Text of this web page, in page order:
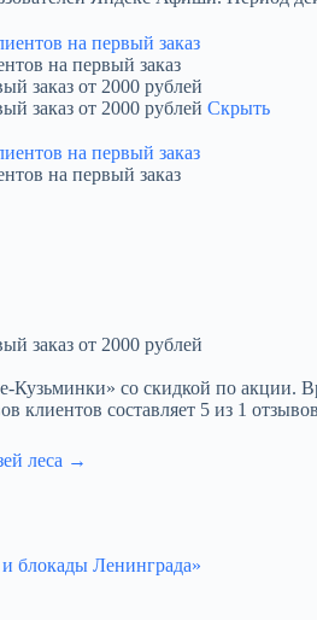
на первый заказ
заказ от 2000 рублей
заказ от 2000 рублей Скрыть
на первый заказ
заказ от 2000 рублей
Кузьминки» со скидкой по
клиентов составляет 5 из 1
леса →
блокады Ленинграда»